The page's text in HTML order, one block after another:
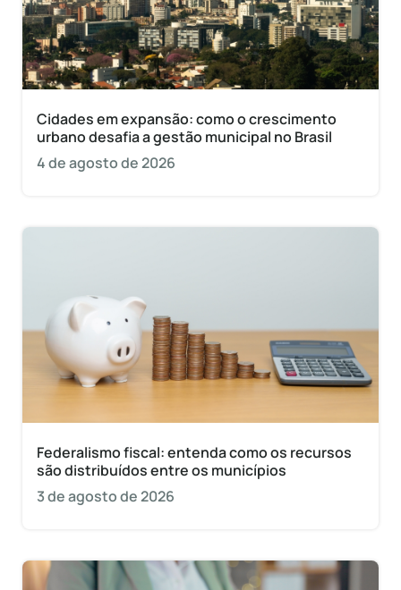
Cidades em expansão: como o crescimento
urbano desafia a gestão municipal no Brasil
4 de agosto de 2026
Federalismo fiscal: entenda como os recursos
são distribuídos entre os municípios
3 de agosto de 2026